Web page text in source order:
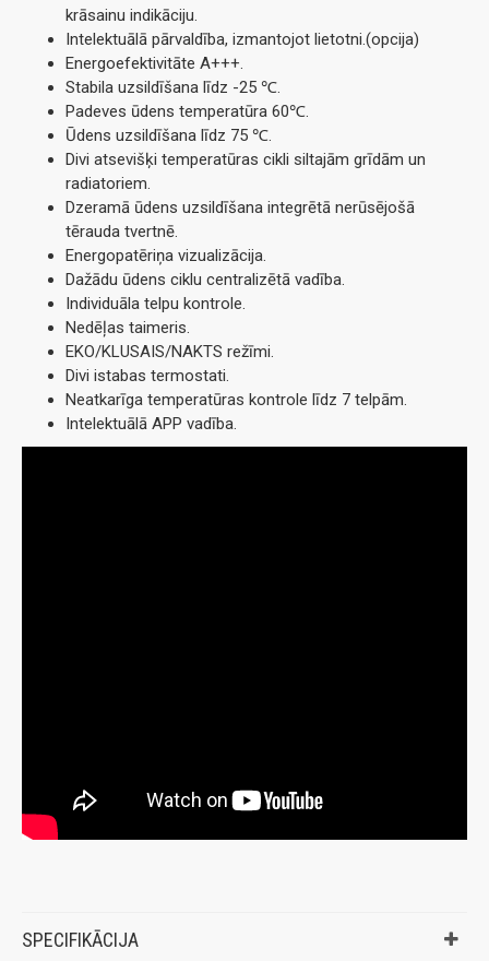
krāsainu indikāciju.
Intelektuālā pārvaldība, izmantojot lietotni.(opcija)
Energoefektivitāte A+++.
Stabila uzsildīšana līdz -25 ℃.
Padeves ūdens temperatūra 60℃.
Ūdens uzsildīšana līdz 75 ℃.
Divi atsevišķi temperatūras cikli siltajām grīdām un
radiatoriem.
Dzeramā ūdens uzsildīšana integrētā nerūsējošā
tērauda tvertnē.
Energopatēriņa vizualizācija.
Dažādu ūdens ciklu centralizētā vadība.
Individuāla telpu kontrole.
Nedēļas taimeris.
EKO/KLUSAIS/NAKTS režīmi.
Divi istabas termostati.
Neatkarīga temperatūras kontrole līdz 7 telpām.
Intelektuālā APP vadība.
SPECIFIKĀCIJA